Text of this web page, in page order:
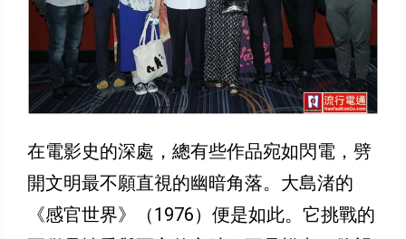
在電影史的深處，總有些作品宛如閃電，劈
開文明最不願直視的幽暗角落。大島渚的
《感官世界》（1976）便是如此。它挑戰的